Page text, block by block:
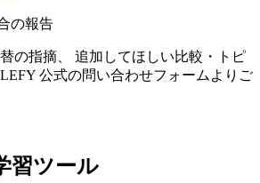
の報告
の指摘、 追加してほしい比較・トピ
公式の問い合わせフォームよりご
習ツール